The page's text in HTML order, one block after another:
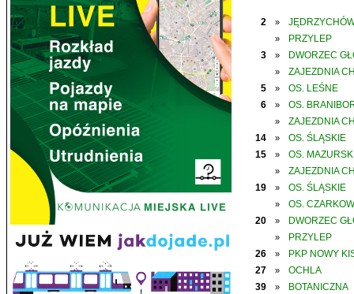
2 »
»
PRZYLEP
3
» DWORZEC
»
ZAJEZDNIA
5
»
OS. LEŚNE
6
» OS.
»
ZAJEZDNIA
14
»
OS. ŚLĄSKIE
15
» OS.
»
ZAJEZDNIA
19
» OS. ŚLĄSKIE
»
OS.
20
» DWORZEC
»
PRZYLEP
26
»
PKP NOWY
27
»
OCHLA
39
»
BOTANICZNA